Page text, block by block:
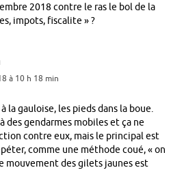
2018 contre le ras le bol de la
impots, fiscalite » ?
à 10 h 18 min
la gauloise, les pieds dans la boue.
des gendarmes mobiles et ça ne
contre eux, mais le principal est
comme une méthode coué, « on
mouvement des gilets jaunes est